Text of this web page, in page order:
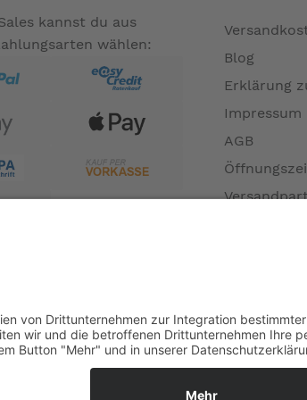
Materialien gefertigt
geöffnet oder geschlossen ist,
mit Edelstahl-Zugstiften
kannst du aus
wählen:
Blog
Erklärung
Impressum
AGB